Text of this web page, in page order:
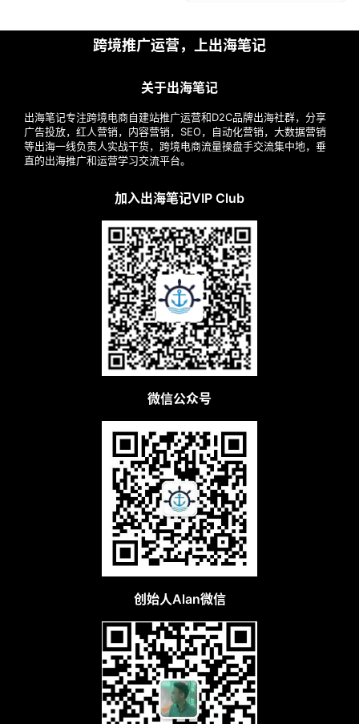
跨境推广运营，上出海笔记
关于出海笔记
出海笔记专注跨境电商自建站推广运营和D2C品牌出海社群，分享
广告投放，红人营销，内容营销，SEO，自动化营销，大数据营销
等出海一线负责人实战干货，跨境电商流量操盘手交流集中地，垂
直的出海推广和运营学习交流平台。
加入出海笔记VIP Club
微信公众号
创始人Alan微信